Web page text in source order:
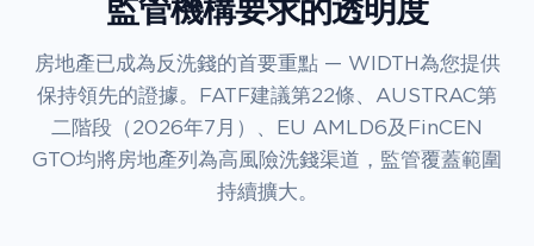
監管機構要求的透明度
房地產已成為反洗錢的首要重點 — WIDTH為您提供
保持領先的證據。FATF建議第22條、AUSTRAC第
二階段（2026年7月）、EU AMLD6及FinCEN
GTO均將房地產列為高風險洗錢渠道，監管覆蓋範圍
持續擴大。